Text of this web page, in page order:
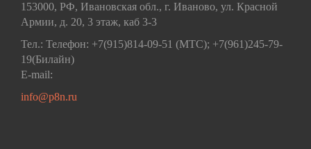
153000, РФ, Ивановская обл., г. Иваново, ул. Красной
Армии, д. 20, 3 этаж, каб 3-3
Тел.: Телефон: +7(915)814-09-51 (МТС); +7(961)245-79-
19(Билайн)
E-mail:
info@p8n.ru